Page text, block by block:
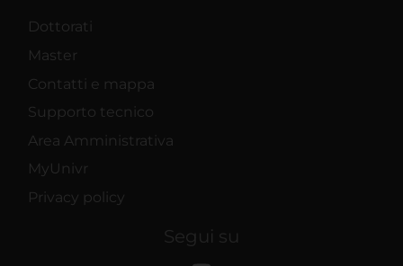
Dottorati
Master
Contatti e mappa
Supporto tecnico
Area Amministrativa
MyUnivr
Privacy policy
Segui su